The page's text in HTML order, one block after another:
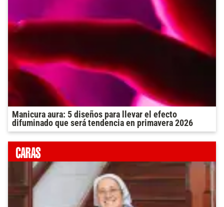
Manicura aura: 5 diseños para llevar el efecto
difuminado que será tendencia en primavera 2026